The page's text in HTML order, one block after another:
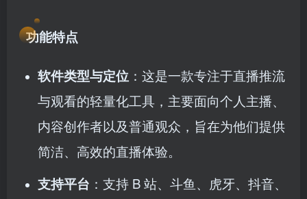
功能特点
软件类型与定位 ：这是一款专注于直播推流
与观看的轻量化工具，主要面向个人主播、
内容创作者以及普通观众，旨在为他们提供
简洁、高效的直播体验。
支持平台 ：支持 B 站、斗鱼、虎牙、抖音、